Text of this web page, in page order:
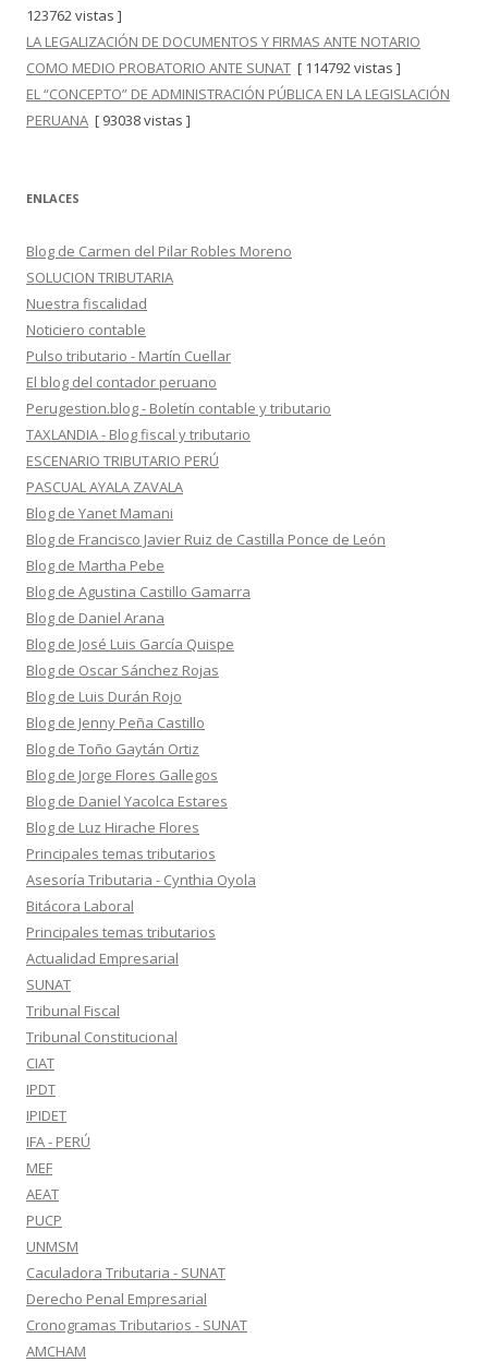
123762 vistas ]
LA LEGALIZACIÓN DE DOCUMENTOS Y FIRMAS ANTE NOTARIO
COMO MEDIO PROBATORIO ANTE SUNAT [ 114792 vistas ]
EL “CONCEPTO” DE ADMINISTRACIÓN PÚBLICA EN LA LEGISLACIÓN
PERUANA [ 93038 vistas ]
ENLACES
Blog de Carmen del Pilar Robles Moreno
SOLUCION TRIBUTARIA
Nuestra fiscalidad
Noticiero contable
Pulso tributario - Martín Cuellar
El blog del contador peruano
Perugestion.blog - Boletín contable y tributario
TAXLANDIA - Blog fiscal y tributario
ESCENARIO TRIBUTARIO PERÚ
PASCUAL AYALA ZAVALA
Blog de Yanet Mamani
Blog de Francisco Javier Ruiz de Castilla Ponce de León
Blog de Martha Pebe
Blog de Agustina Castillo Gamarra
Blog de Daniel Arana
Blog de José Luis García Quispe
Blog de Oscar Sánchez Rojas
Blog de Luis Durán Rojo
Blog de Jenny Peña Castillo
Blog de Toño Gaytán Ortiz
Blog de Jorge Flores Gallegos
Blog de Daniel Yacolca Estares
Blog de Luz Hirache Flores
Principales temas tributarios
Asesoría Tributaria - Cynthia Oyola
Bitácora Laboral
Principales temas tributarios
Actualidad Empresarial
SUNAT
Tribunal Fiscal
Tribunal Constitucional
CIAT
IPDT
IPIDET
IFA - PERÚ
MEF
AEAT
PUCP
UNMSM
Caculadora Tributaria - SUNAT
Derecho Penal Empresarial
Cronogramas Tributarios - SUNAT
AMCHAM